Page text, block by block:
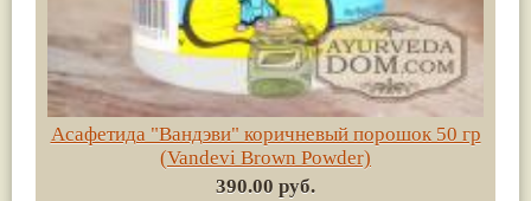
Асафетида "Вандэви" коричневый порошок 50 гр
(Vandevi Brown Powder)
390.00 руб.